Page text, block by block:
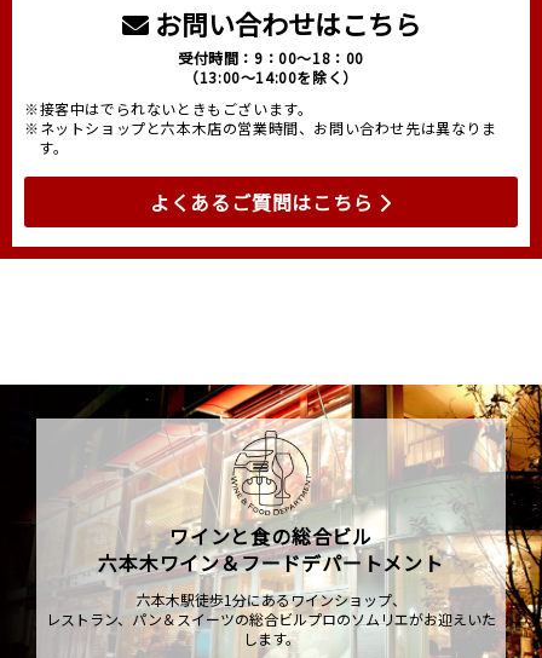
お問い合わせはこちら
受付時間：9：00～18：00
（13:00～14:00を除く）
※接客中はでられないときもございます。
※ネットショップと六本木店の営業時間、お問い合わせ先は異なりま
す。
よくあるご質問はこちら
ワインと食の総合ビル
六本木ワイン＆フードデパートメント
六本木駅徒歩1分にあるワインショップ、
レストラン、パン＆スイーツの総合ビルプロのソムリエがお迎えいた
します。